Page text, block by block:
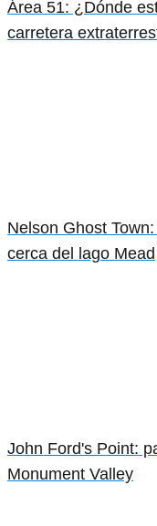
Área 51: ¿Dónde
carretera
Nelson Ghost
cerca del lago Mead
John Ford's Point:
Monument Valley